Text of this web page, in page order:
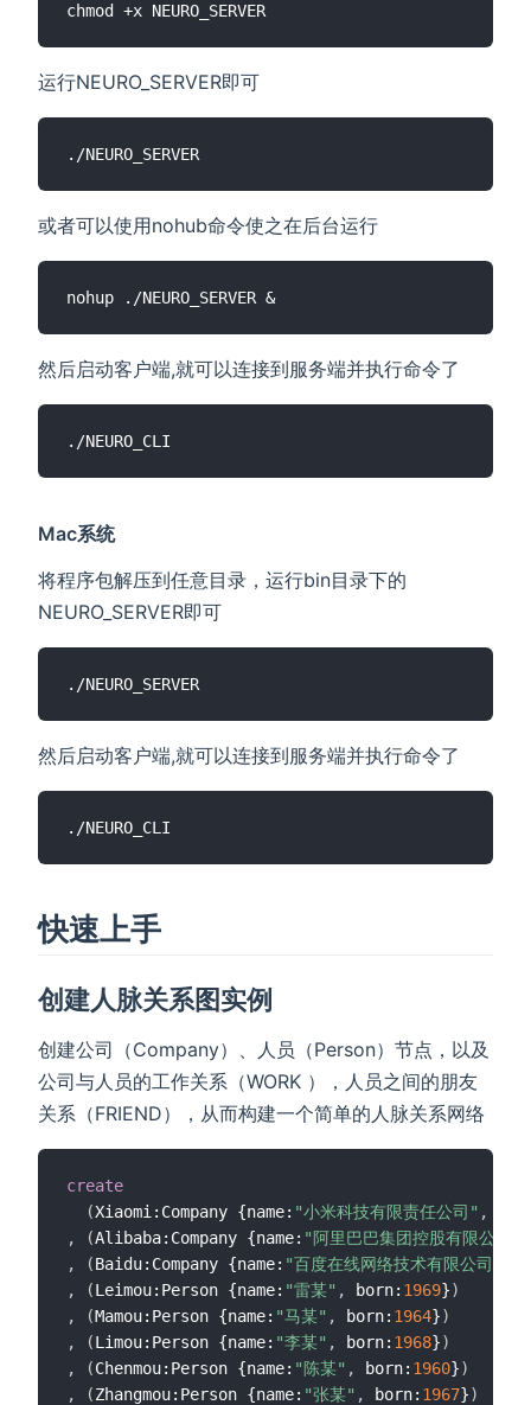
运行NEURO_SERVER即可
或者可以使用nohub命令使之在后台运行
然后启动客户端,就可以连接到服务端并执行命令了
Mac系统
将程序包解压到任意目录，运行bin目录下的
NEURO_SERVER即可
然后启动客户端,就可以连接到服务端并执行命令了
快速上手
创建人脉关系图实例
创建公司（Company）、人员（Person）节点，以及
公司与人员的工作关系（WORK ），人员之间的朋友
关系（FRIEND），从而构建一个简单的人脉关系网络
create
(Xiaomi:Company {name: "小米科技有限责任公司" ,
,
(Alibaba:Company {name: "阿里巴巴集团控股有限公司"
,
(Baidu:Company {name: "百度在线网络技术有限公司"
,
(Leimou:Person {name: "雷某" , born: 1969})
,
(Mamou:Person {name: "马某" , born: 1964})
,
(Limou:Person {name: "李某" , born: 1968})
,
(Chenmou:Person {name: "陈某" , born: 1960})
,
(Zhangmou:Person {name: "张某" , born: 1967})